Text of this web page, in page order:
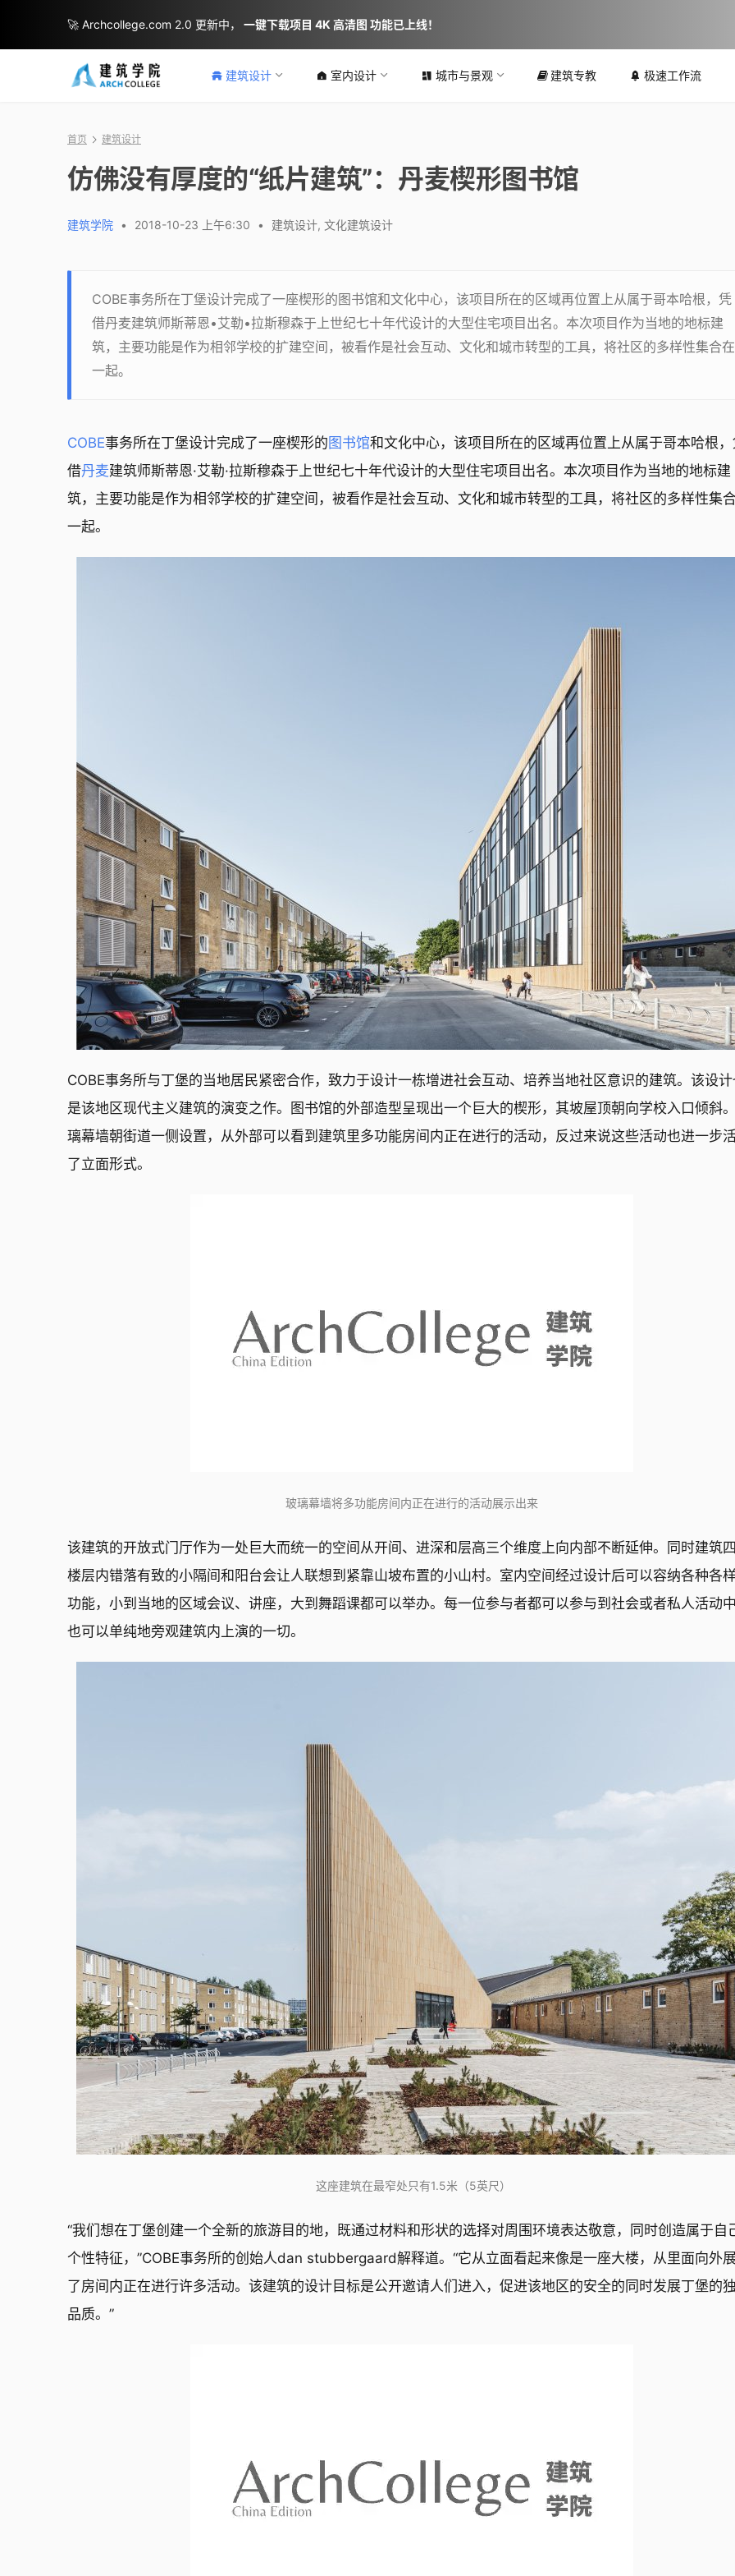
建筑设计 室内设计 城市与景观 建筑专教 极速工作流
首页 建筑设计
仿佛没有厚度的“纸片建筑”：丹麦楔形图书馆
建筑学院 • 2018-10-23 上午6:30 • 建筑设计, 文化建筑设计
COBE事务所在丁堡设计完成了一座楔形的图书馆和文化中心，该项目所在的区域再位置上从属于哥本哈根，凭
借丹麦建筑师斯蒂恩•艾勒•拉斯穆森于上世纪七十年代设计的大型住宅项目出名。本次项目作为当地的地标建
筑，主要功能是作为相邻学校的扩建空间，被看作是社会互动、文化和城市转型的工具，将社区的多样性集合在
一起。
COBE事务所在丁堡设计完成了一座楔形的 图书馆和文化中心，该项目所在的区域再位置上从属于哥本哈根
借丹麦建筑师斯蒂恩·艾勒·拉斯穆森于上世纪七十年代设计的大型住宅项目出名。本次项目作为当地的地标建
筑，主要功能是作为相邻学校的扩建空间，被看作是社会互动、文化和城市转型的工具，将社区的多样性集
一起。
COBE事务所与丁堡的当地居民紧密合作，致力于设计一栋增进社会互动、培养当地社区意识的建筑。该设计
是该地区现代主义建筑的演变之作。图书馆的外部造型呈现出一个巨大的楔形，其坡屋顶朝向学校入口倾斜
璃幕墙朝街道一侧设置，从外部可以看到建筑里多功能房间内正在进行的活动，反过来说这些活动也进一步
了立面形式。
玻璃幕墙将多功能房间内正在进行的活动展示出来
该建筑的开放式门厅作为一处巨大而统一的空间从开间、进深和层高三个维度上向内部不断延伸。同时建筑
楼层内错落有致的小隔间和阳台会让人联想到紧靠山坡布置的小山村。室内空间经过设计后可以容纳各种各
功能，小到当地的区域会议、讲座，大到舞蹈课都可以举办。每一位参与者都可以参与到社会或者私人活动中
也可以单纯地旁观建筑内上演的一切。
这座建筑在最窄处只有1.5米（5英尺）
“我们想在丁堡创建一个全新的旅游目的地，既通过材料和形状的选择对周围环境表达敬意，同时创造属于自
个性特征，”COBE事务所的创始人dan stubbergaard解释道。“它从立面看起来像是一座大楼，从里面向外
了房间内正在进行许多活动。该建筑的设计目标是公开邀请人们进入，促进该地区的安全的同时发展丁堡的
品质。”
🚀 Archcollege.com 2.0 更新中， 一键下载项目 4K 高清图 功能已上线！